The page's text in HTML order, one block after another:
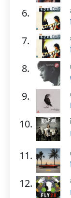
6.
7.
8.
9.
10.
11.
12.